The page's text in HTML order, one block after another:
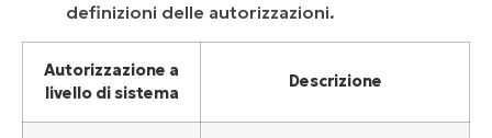
definizioni delle autorizzazioni.
Autorizzazione a
livello di sistema
Descrizione